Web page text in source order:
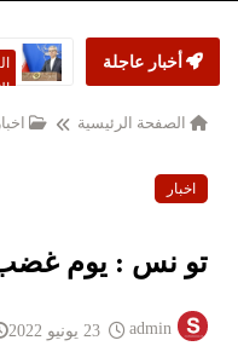
أخبار عاجلة
الصفحة الرئيسية اخبار
اخبار
تو نس : يوم
admin